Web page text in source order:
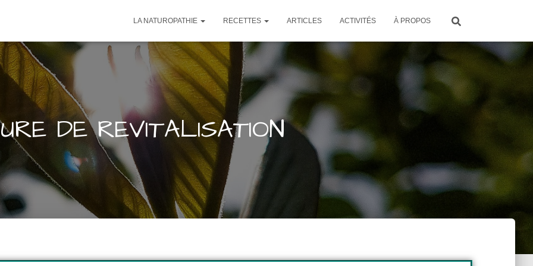
LA NATUROPATHIE RECETTES ARTICLES ACTIVITÉS À PROPOS
DE REVITALISATION